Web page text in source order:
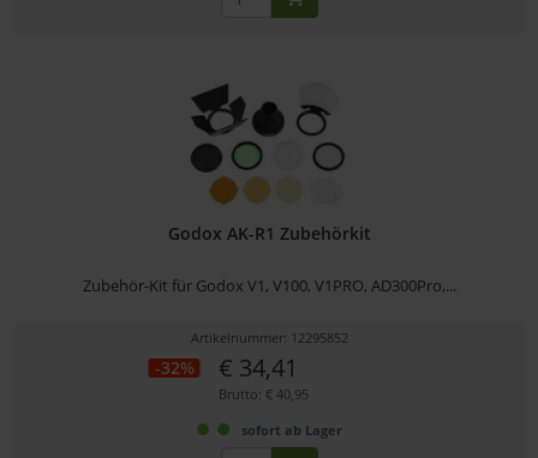
Godox AK-R1 Zubehörkit
Zubehör-Kit für Godox V1, V100, V1PRO, AD300Pro,...
Artikelnummer: 12295852
-32% € 34,41
Brutto: € 40,95
sofort ab Lager